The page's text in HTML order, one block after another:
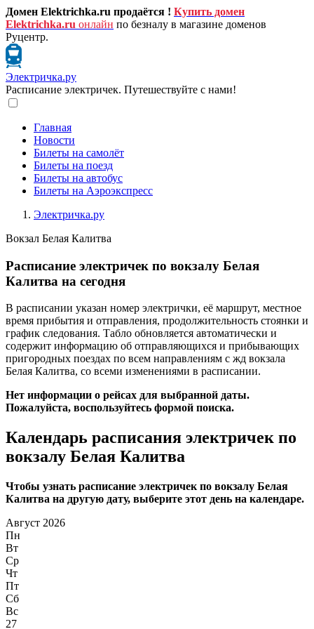
Домен Elektrichka.ru продаётся ! Купить домен
Elektrichka.ru онлайн по безналу в магазине доменов
Руцентр.
Электричка.ру
Расписание электричек. Путешествуйте с нами!
Главная
Новости
Билеты на самолёт
Билеты на поезд
Билеты на автобус
Билеты на Аэроэкспресс
Электричка.ру
Вокзал Белая Калитва
Расписание электричек по вокзалу Белая
Калитва на сегодня
В расписании указан номер электрички, её маршрут, местное
время прибытия и отправления, продолжительность стоянки и
график следования. Табло обновляется автоматически и
содержит информацию об отправляющихся и прибывающих
пригородных поездах по всем направлениям с жд вокзала
Белая Калитва, со всеми изменениями в расписании.
Нет информации о рейсах для выбранной даты.
Пожалуйста, воспользуйтесь формой поиска.
Календарь расписания электричек по
вокзалу Белая Калитва
Чтобы узнать расписание электричек по вокзалу Белая
Калитва на другую дату, выберите этот день на календаре.
Август 2026
Пн
Вт
Ср
Чт
Пт
Сб
Вс
27